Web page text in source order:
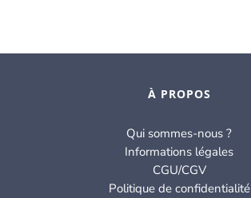
À PROPOS
Qui sommes-nous ?
Informations légales
CGU/CGV
Politique de confidentialité